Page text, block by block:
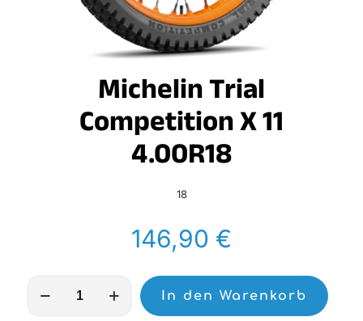
Michelin Trial
Competition X 11
4.00R18
18
146,90 €
Trial
In den Warenkorb